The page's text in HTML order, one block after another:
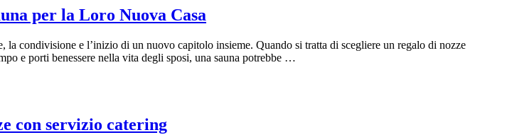
per la Loro Nuova Casa
condivisione e l’inizio di un nuovo capitolo insieme. Quando si tratta di scegliere un regalo di nozze
e porti benessere nella vita degli sposi, una sauna potrebbe …
con servizio catering